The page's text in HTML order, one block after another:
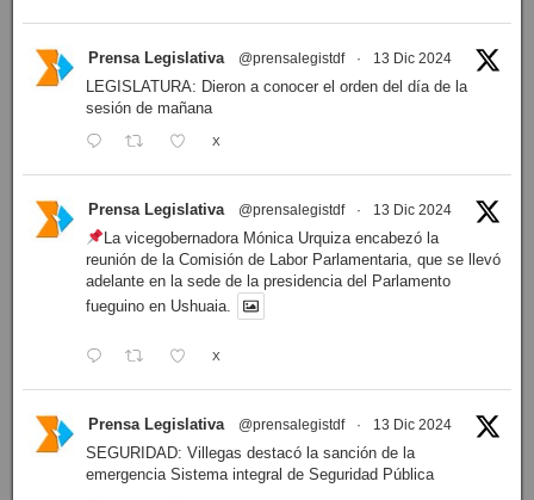
Prensa Legislativa @prensalegistdf · 13 Dic 2024
LEGISLATURA: Dieron a conocer el orden del día de la
sesión de mañana
X
Prensa Legislativa @prensalegistdf · 13 Dic 2024
La vicegobernadora Mónica Urquiza encabezó la
reunión de la Comisión de Labor Parlamentaria, que se llevó
adelante en la sede de la presidencia del Parlamento
fueguino en Ushuaia.
X
Prensa Legislativa @prensalegistdf · 13 Dic 2024
SEGURIDAD: Villegas destacó la sanción de la
emergencia Sistema integral de Seguridad Pública